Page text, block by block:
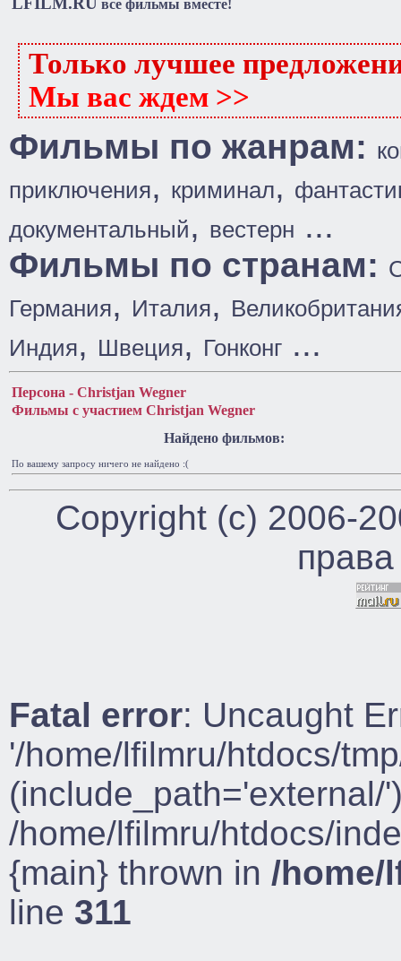
все фильмы вместе!
Только лучшее
Мы вас ждем >>
Фильмы по жанрам:
приключения, криминал,
документальный, вестерн ...
Фильмы по странам:
Германия, Италия,
Индия, Швеция, Гонконг ...
Персона - Christjan Wegner
Фильмы с участием Christjan Wegner
Найдено фильмов:
По вашему запросу ничего не найдено :(
Copyright (c) 2006-
Fatal error: Uncaught
'/home/lfilmru/htdocs/
(include_path='external/
/home/lfilmru/htdocs/
{main} thrown in /home/
line 311